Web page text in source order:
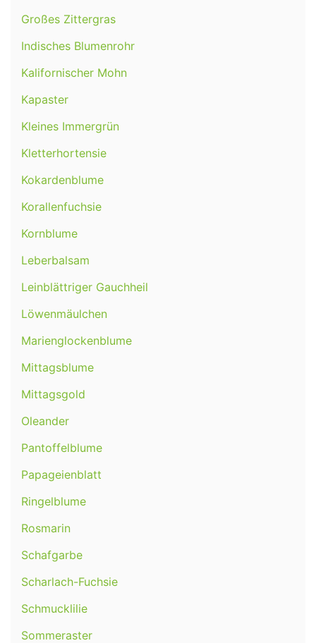
Großes Zittergras
Indisches Blumenrohr
Kalifornischer Mohn
Kapaster
Kleines Immergrün
Kletterhortensie
Kokardenblume
Korallenfuchsie
Kornblume
Leberbalsam
Leinblättriger Gauchheil
Löwenmäulchen
Marienglockenblume
Mittagsblume
Mittagsgold
Oleander
Pantoffelblume
Papageienblatt
Ringelblume
Rosmarin
Schafgarbe
Scharlach-Fuchsie
Schmucklilie
Sommeraster